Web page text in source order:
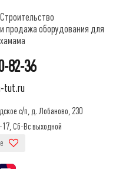
Строительство
и продажа оборудования для
хамама
82-36
tut.ru
с/п, д. Лобаново, 230
Сб-Вс выходной